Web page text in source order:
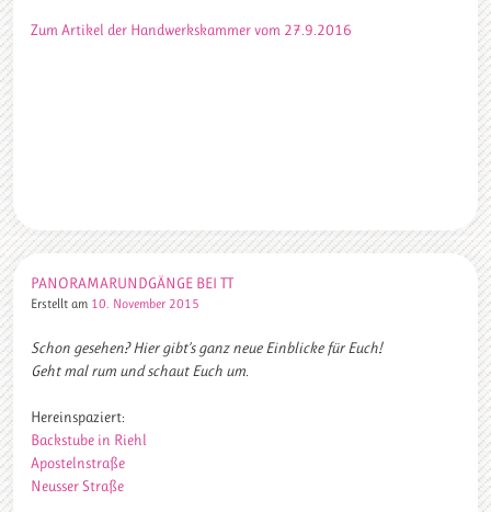
Zum Artikel der Handwerkskammer vom 27.9.2016
PANORAMARUNDGÄNGE BEI TT
Erstellt am 10. November 2015
Schon gesehen? Hier gibt’s ganz neue Einblicke für Euch!
Geht mal rum und schaut Euch um.
Hereinspaziert:
Backstube in Riehl
Apostelnstraße
Neusser Straße